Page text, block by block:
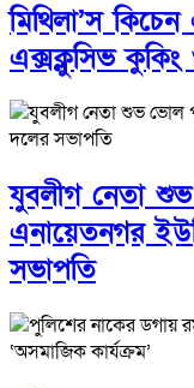
মিথিলা’স
এক্সক্লুসিভ
যুবলীগ নেতা
এনায়েতনগর
সভাপতি